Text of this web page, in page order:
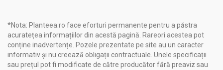
*Nota: Planteea.ro face eforturi permanente pentru a păstra
acuratețea informațiilor din acestă pagină. Rareori acestea pot
conține inadvertențe. Pozele prezentate pe site au un caracter
informativ și nu creează obligații contractuale. Unele specificații
sau prețul pot fi modificate de către producător fără preaviz sau